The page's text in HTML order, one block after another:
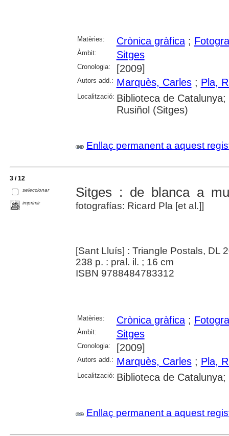
Matèries: Crònica gràfica;
Àmbit: Sitges
Cronologia: [2009]
Autors add.: Marquès, Carles; Pla,
Localització: Biblioteca de
Rusiñol (Sitges)
Enllaç permanent a aquest
3 / 12
seleccionar
imprimir
Sitges : de blanca a
fotografías: Ricard Pla [et al.]]
[Sant Lluís] : Triangle Postals, DL
238 p. : pral. il. ; 16 cm
ISBN 9788484783312
Matèries: Crònica gràfica;
Àmbit: Sitges
Cronologia: [2009]
Autors add.: Marquès, Carles; Pla,
Localització: Biblioteca de
Enllaç permanent a aquest